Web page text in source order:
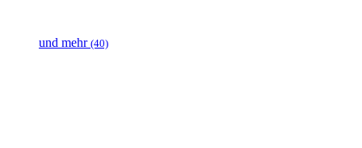
und mehr (40)